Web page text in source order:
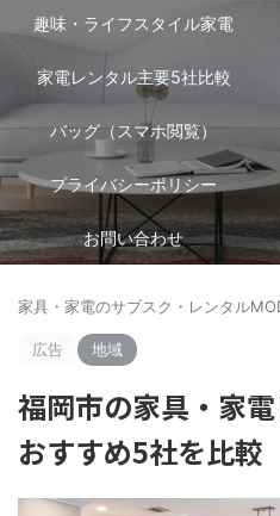
趣味・ライフスタイル家電
家電レンタル主要5社比較
バッグ（スマホ閲覧）
プライバシーポリシー
お問い合わせ
家具・家電のサブスク・レンタル
広告 地域
福岡市の家具・家
おすすめ5社を比較